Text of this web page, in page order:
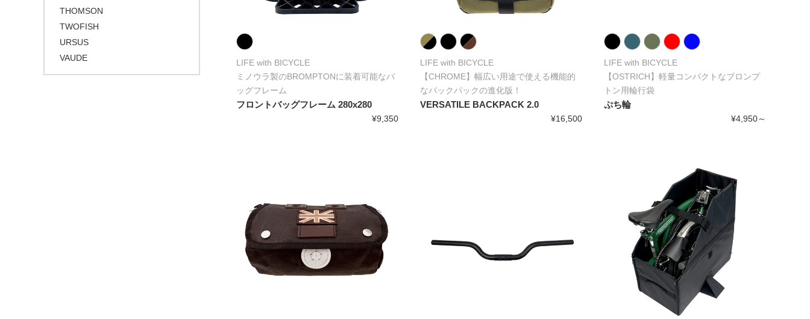
LIFE with BICYCLE
ミノウラ製のBROMPTONに装着可能なバ
ッグフレーム
フロントバッグフレーム 280x280
¥9,350
LIFE with BICYCLE
【CHROME】幅広い用途で使える機能的
なバックパックの進化版！
VERSATILE BACKPACK 2.0
¥16,500
LIFE with BICYCLE
【OSTRICH】軽量コンパクトなブロンプ
トン用輪行袋
ぷち輪
¥4,950～
THOMSON
TWOFISH
URSUS
VAUDE